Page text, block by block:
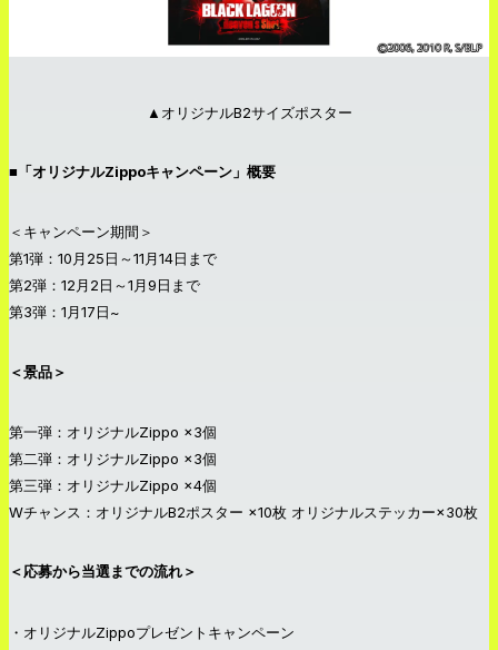
▲オリジナルB2サイズポスター
■「オリジナルZippoキャンペーン」概要
＜キャンペーン期間＞
第1弾：10月25日～11月14日まで
第2弾：12月2日～1月9日まで
第3弾：1月17日~
＜景品＞
第一弾：オリジナルZippo ×3個
第二弾：オリジナルZippo ×3個
第三弾：オリジナルZippo ×4個
Wチャンス：オリジナルB2ポスター ×10枚 オリジナルステッカー×30枚
＜応募から当選までの流れ＞
・オリジナルZippoプレゼントキャンペーン